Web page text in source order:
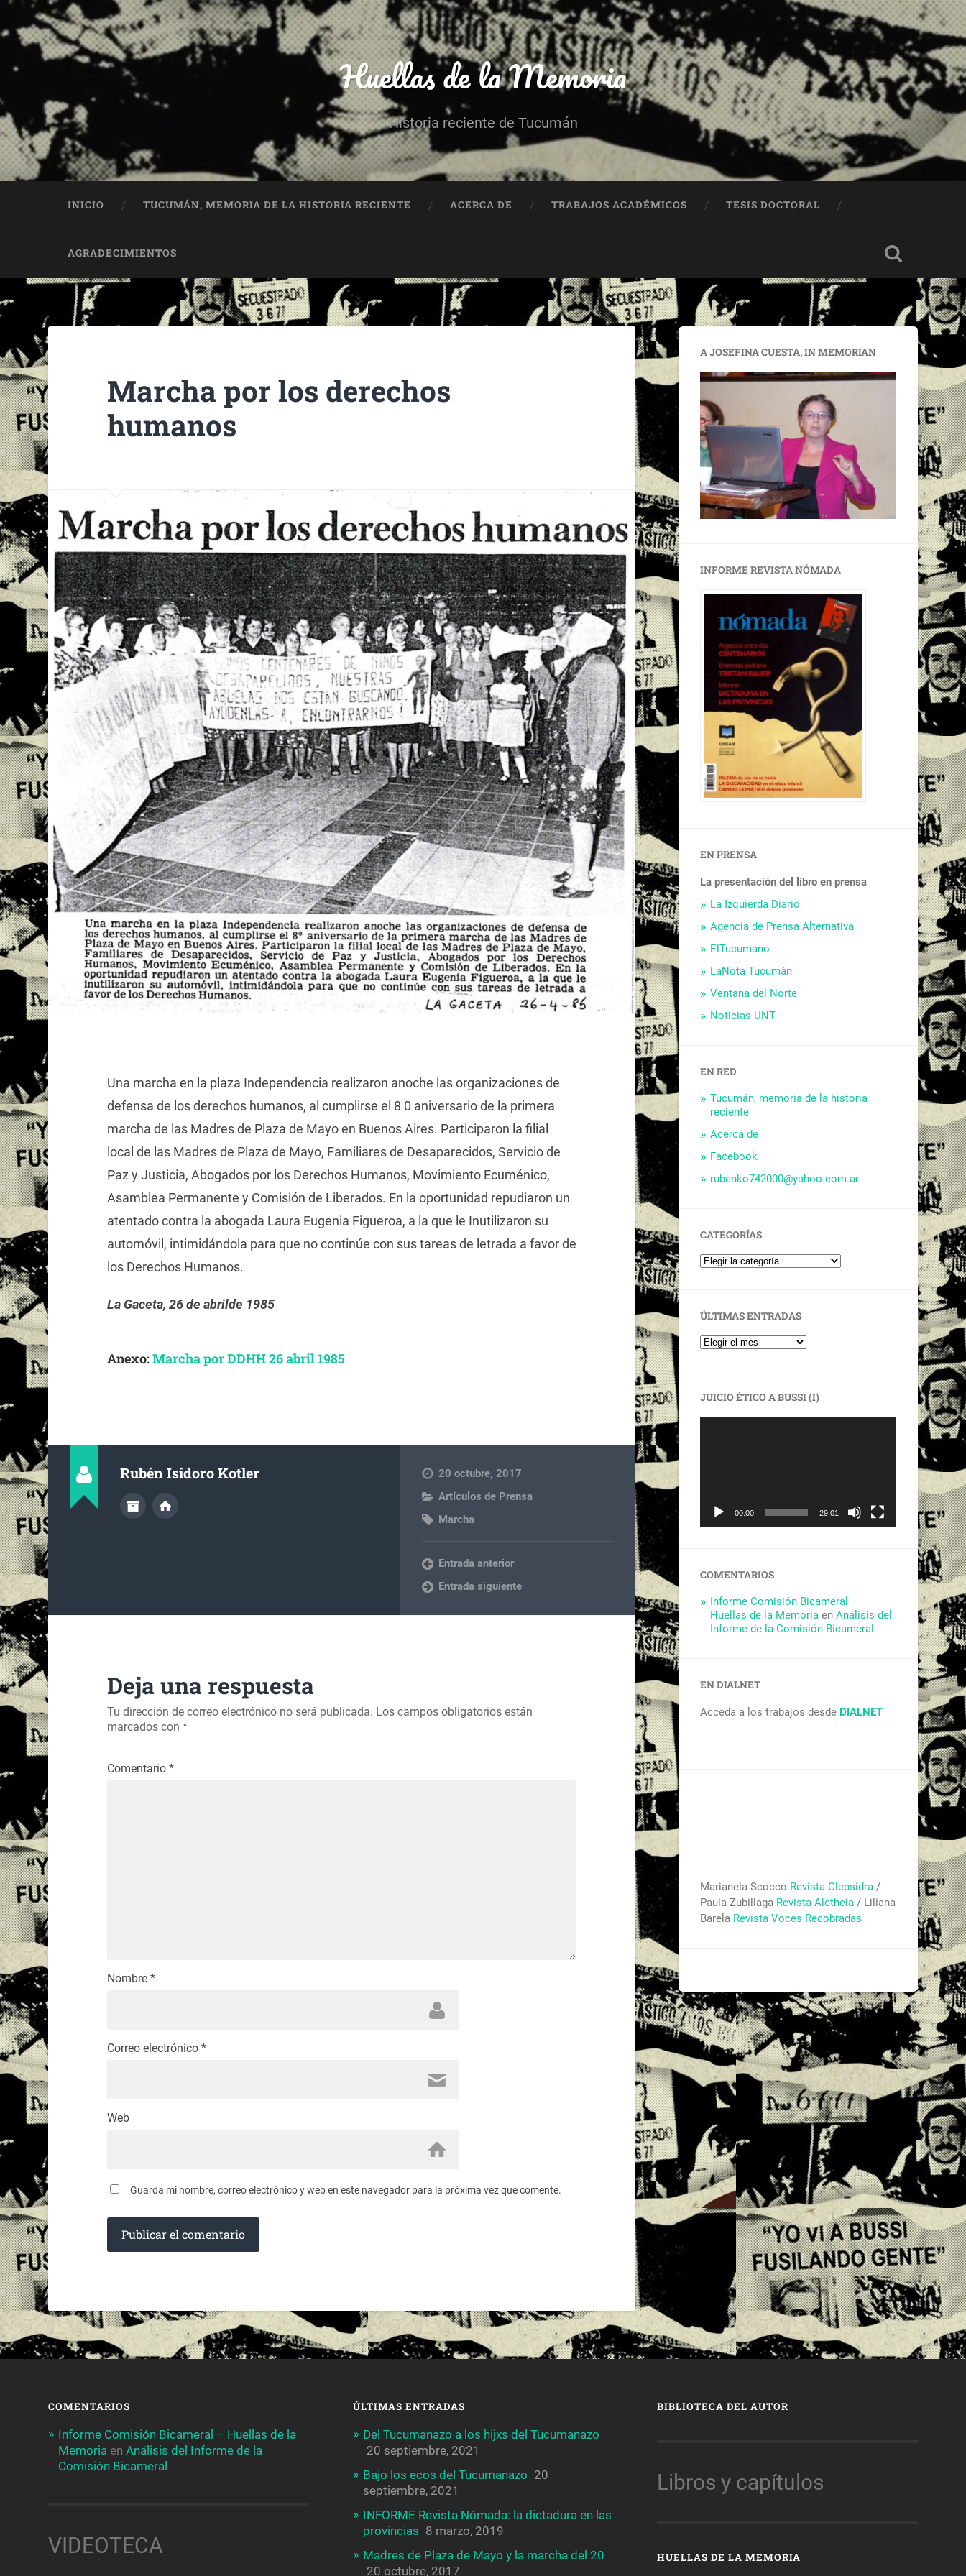
Huellas de la Memoria
Historia reciente de Tucumán
INICIO TUCUMÁN, MEMORIA DE LA HISTORIA RECIENTE ACERCA DE TRABAJOS ACADÉMICOS TESIS DOCTORAL
AGRADECIMIENTOS
Marcha por los derechos
humanos
Una marcha en la plaza Independencia realizaron anoche las organizaciones de
defensa de los derechos humanos, al cumplirse el 8 0 aniversario de la primera
marcha de las Madres de Plaza de Mayo en Buenos Aires. Participaron la filial
local de las Madres de Plaza de Mayo, Familiares de Desaparecidos, Servicio de
Paz y Justicia, Abogados por los Derechos Humanos, Movimiento Ecuménico,
Asamblea Permanente y Comisión de Liberados. En la oportunidad repudiaron un
atentado contra la abogada Laura Eugenia Figueroa, a la que le Inutilizaron su
automóvil, intimidándola para que no continúe con sus tareas de letrada a favor de
los Derechos Humanos.
La Gaceta, 26 de abrilde 1985
Anexo:Marcha por DDHH 26 abril 1985
Rubén Isidoro Kotler
20 octubre, 2017
Artículos de Prensa
Marcha
Entrada anterior
Entrada siguiente
Deja una respuesta
Tu dirección de correo electrónico no será publicada. Los campos obligatorios están
marcados con *
Comentario *
Nombre *
Correo electrónico *
Web
Guarda mi nombre, correo electrónico y web en este navegador para la próxima vez que comente.
A JOSEFINA CUESTA, IN MEMORIAN
INFORME REVISTA NÓMADA
EN PRENSA
La presentación del libro en prensa
La Izquierda Diario
Agencia de Prensa Alternativa
ElTucumano
LaNota Tucumán
Ventana del Norte
Noticias UNT
EN RED
Tucumán, memoria de la historia
reciente
Acerca de
Facebook
rubenko742000@yahoo.com.ar
CATEGORÍAS
ÚLTIMAS ENTRADAS
JUICIO ÉTICO A BUSSI (I)
00:00 29:01
COMENTARIOS
Informe Comisión Bicameral –
Huellas de la Memoria enAnálisis del
Informe de la Comisión Bicameral
EN DIALNET
Acceda a los trabajos desde DIALNET
Marianela Scocco Revista Clepsidra /
Paula Zubillaga Revista Aletheia / Liliana
Barela Revista Voces Recobradas
COMENTARIOS
Informe Comisión Bicameral – Huellas de la
Memoria enAnálisis del Informe de la
Comisión Bicameral
VIDEOTECA
ÚLTIMAS ENTRADAS
Del Tucumanazo a los hijxs del Tucumanazo
20 septiembre, 2021
Bajo los ecos del Tucumanazo 20
septiembre, 2021
INFORME Revista Nómada: la dictadura en las
provincias 8 marzo, 2019
Madres de Plaza de Mayo y la marcha del 20
20 octubre, 2017
BIBLIOTECA DEL AUTOR
Libros y capítulos
HUELLAS DE LA MEMORIA